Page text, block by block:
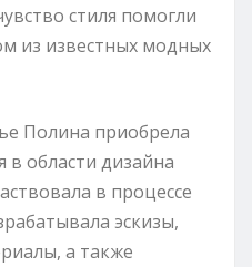
стиля помогли
из известных модных
Полина приобрела
области дизайна
в процессе
эскизы,
а также